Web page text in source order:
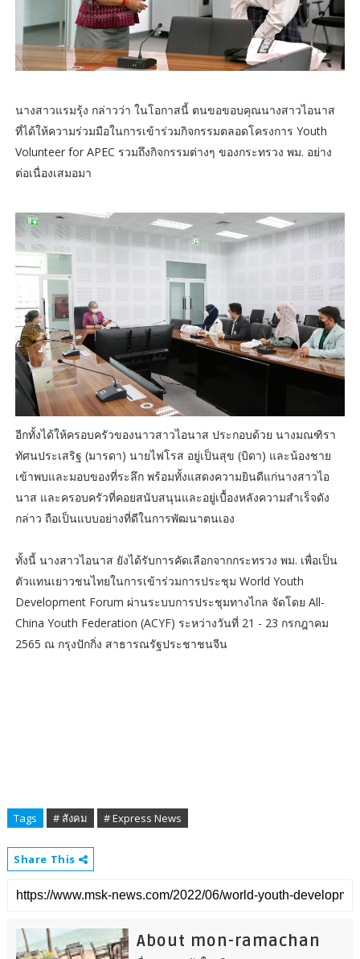
นางสาวแรมรุ้ง กล่าวว่า ในโอกาสนี้ ตนขอขอบคุณนางสาวไอนาส
ที่ได้ให้ความร่วมมือในการเข้าร่วมกิจกรรมตลอดโครงการ Youth
Volunteer for APEC รวมถึงกิจกรรมต่างๆ ของกระทรวง พม. อย่าง
ต่อเนื่องเสมอมา
อีกทั้งได้ให้ครอบครัวของนาวสาวไอนาส ประกอบด้วย นางมณฑิรา
ทัศนประเสริฐ (มารดา) นายไฟโรส อยู่เป็นสุข (บิดา) และน้องชาย
เข้าพบและมอบของที่ระลึก พร้อมทั้งแสดงความยินดีแก่นางสาวไอ
นาส และครอบครัวที่คอยสนับสนุนและอยู่เบื้องหลังความสำเร็จดัง
กล่าว ถือเป็นแบบอย่างที่ดีในการพัฒนาตนเอง
ทั้งนี้ นางสาวไอนาส ยังได้รับการคัดเลือกจากกระทรวง พม. เพื่อเป็น
ตัวแทนเยาวชนไทยในการเข้าร่วมการประชุม World Youth
Development Forum ผ่านระบบการประชุมทางไกล จัดโดย All-
China Youth Federation (ACYF) ระหว่างวันที่ 21 - 23 กรกฎาคม
2565 ณ กรุงปักกิ่ง สาธารณรัฐประชาชนจีน
Tags # สังคม # Express News
Share This
About mon-ramachan